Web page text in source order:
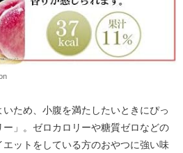
ため、小腹を満たしたいときにぴっ
」。ゼロカロリーや糖質ゼロなどの
ットをしている方のおやつに強い味